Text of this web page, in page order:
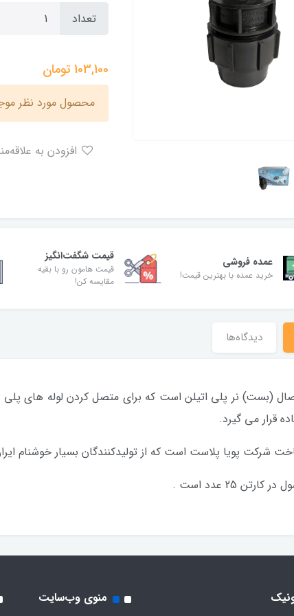
تعداد
103,100تومان
محصول مورد نظر
عمده فروشی
خرید عمده با بهترین قیمت!
قیمت شگفت‌انگیز
قیمت هامون رو با بقیه
مقایسه کن!
دیدگاه‌ها
(بست) نر پلی اتیلن است که برای متصل کردن لوله های پلی
قرار می گیرد.
شرکت پویا پلاست است که از تولیدکنندگان بسیار خوشنام
25 عدد است .
منوی وب‌سایت